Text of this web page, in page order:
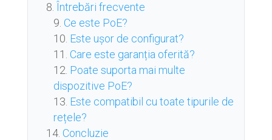
Întrebări frecvente
Ce este PoE?
Este ușor de configurat?
Care este garanția oferită?
Poate suporta mai multe
dispozitive PoE?
Este compatibil cu toate tipurile de
rețele?
Concluzie